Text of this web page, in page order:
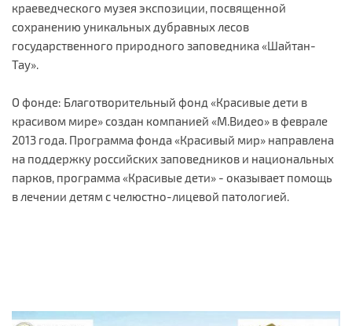
краеведческого музея экспозиции, посвященной
сохранению уникальных дубравных лесов
государственного природного заповедника «Шайтан-
Тау».
О фонде: Благотворительный фонд «Красивые дети в
красивом мире» создан компанией «М.Видео» в феврале
2013 года. Программа фонда «Красивый мир» направлена
на поддержку российских заповедников и национальных
парков, программа «Красивые дети» - оказывает помощь
в лечении детям с челюстно-лицевой патологией.